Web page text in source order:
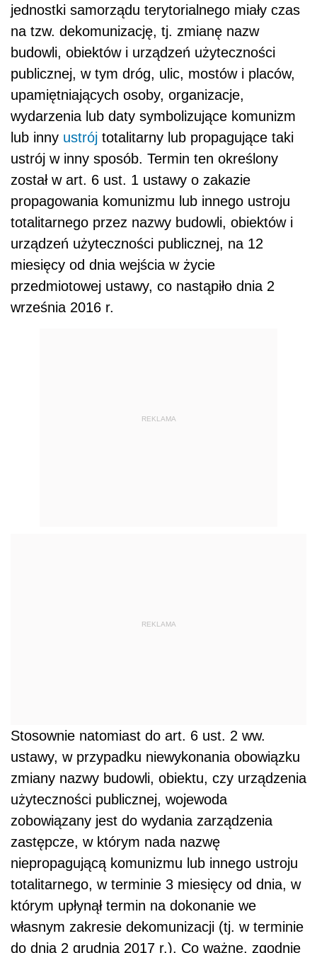
jednostki samorządu terytorialnego miały czas
na tzw. dekomunizację, tj. zmianę nazw
budowli, obiektów i urządzeń użyteczności
publicznej, w tym dróg, ulic, mostów i placów,
upamiętniających osoby, organizacje,
wydarzenia lub daty symbolizujące komunizm
lub inny ustrój totalitarny lub propagujące taki
ustrój w inny sposób. Termin ten określony
został w art. 6 ust. 1 ustawy o zakazie
propagowania komunizmu lub innego ustroju
totalitarnego przez nazwy budowli, obiektów i
urządzeń użyteczności publicznej, na 12
miesięcy od dnia wejścia w życie
przedmiotowej ustawy, co nastąpiło dnia 2
września 2016 r.
REKLAMA
REKLAMA
Stosownie natomiast do art. 6 ust. 2 ww.
ustawy, w przypadku niewykonania obowiązku
zmiany nazwy budowli, obiektu, czy urządzenia
użyteczności publicznej, wojewoda
zobowiązany jest do wydania zarządzenia
zastępcze, w którym nada nazwę
niepropagującą komunizmu lub innego ustroju
totalitarnego, w terminie 3 miesięcy od dnia, w
którym upłynął termin na dokonanie we
własnym zakresie dekomunizacji (tj. w terminie
do dnia 2 grudnia 2017 r.). Co ważne, zgodnie